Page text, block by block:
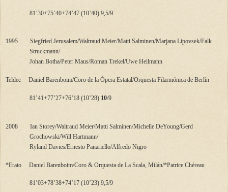
81’30+75’40+74’47 (10’40) 9,5/9
1995
Siegfried Jerusalem/Waltraud Meier/Matti Salminen/Marjana Lipovsek/Falk
Struckmann/
Johan Botha/Peter Maus/Roman Trekel/Uwe Heilmann
Teldec Daniel Barenboim/Coro de la Ópera Estatal/Orquesta Filarmónica de Berlín
81’41+77’27+76’18 (10’28) 10/9
2008
Ian Storey/Waltraud Meier/Matti Salminen/Michelle DeYoung/Gerd
Grochowski/Will Hartmann/
Ryland Davies/Ernesto Panariello/Alfredo Nigro
*Erato Daniel Barenboim/Coro & Orquesta de La Scala, Milán/*Patrice Chéreau
81’03+78’38+74’17 (10’23) 9,5/9